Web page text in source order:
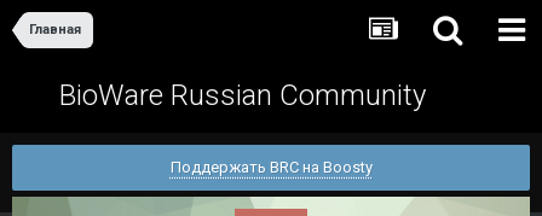
Главная
BioWare Russian Community
Поддержать BRC на Boosty